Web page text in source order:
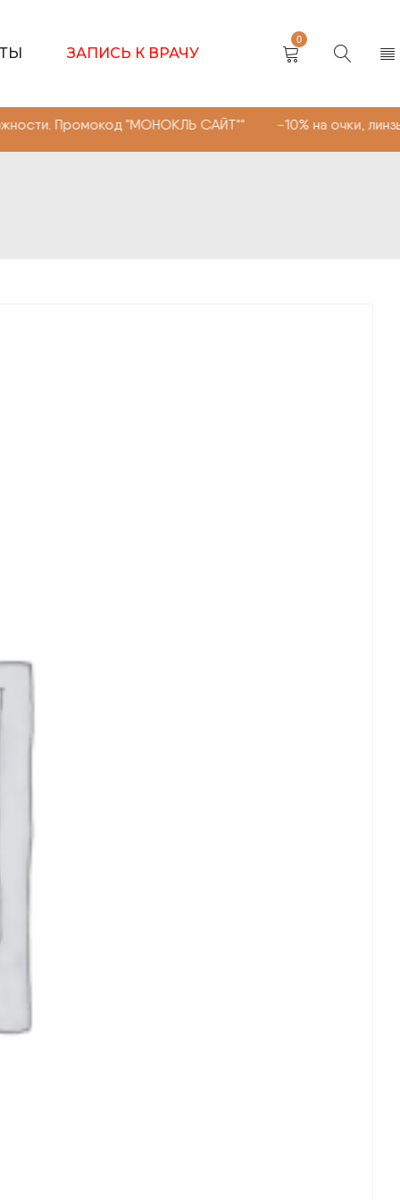
ЗАПИСЬ К ВРАЧУ
0
САЙТ"" -10% на очки, линзы